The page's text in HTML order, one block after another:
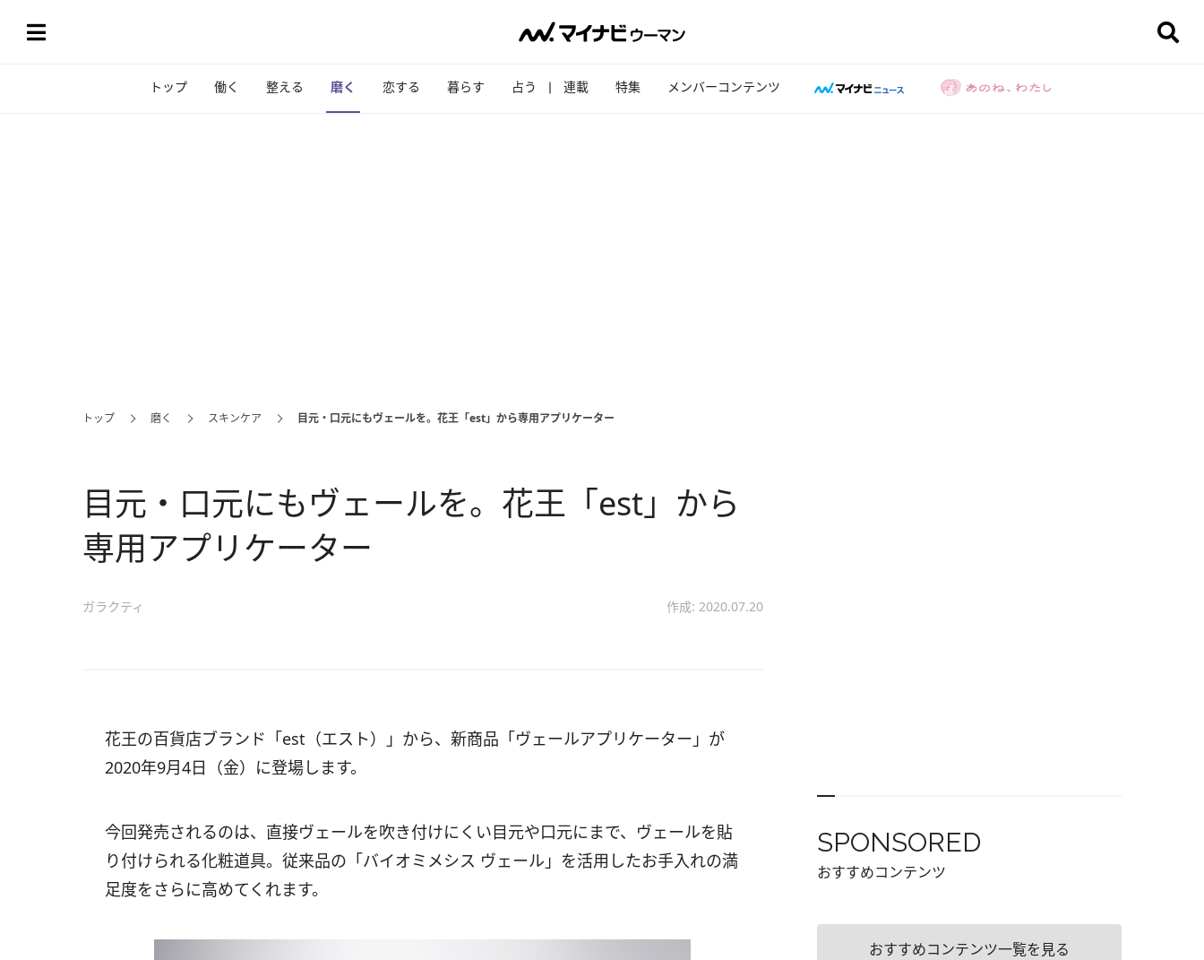
トップ 働く 整える 磨く 恋する 暮らす 占う 連載 特集 メンバーコンテンツ
トップ 磨く スキンケア 目元・口元にもヴェールを。花王「est」から専用アプリケーター
目元・口元にもヴェールを。花王「est」から
専用アプリケーター
ガラクティ 作成: 2020.07.20
花王の百貨店ブランド「est（エスト）」から、新商品「ヴェールアプリケーター」が
2020年9月4日（金）に登場します。
今回発売されるのは、直接ヴェールを吹き付けにくい目元や口元にまで、ヴェールを貼
り付けられる化粧道具。従来品の「バイオミメシス ヴェール」を活用したお手入れの満
足度をさらに高めてくれます。
SPONSORED
おすすめコンテンツ
おすすめコンテンツ一覧を見る